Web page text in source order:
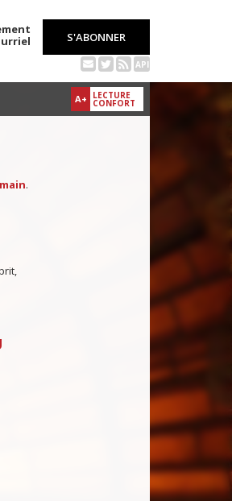
S'ABONNER
API
A+ LECTURE
CONFORT
.